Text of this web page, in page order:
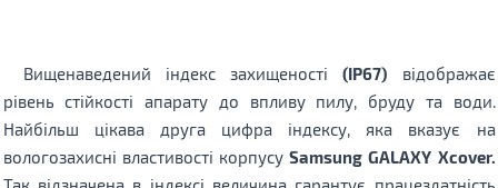
Вищенаведений індекс захищеності(IP67) відображає
рівень стійкості апарату до впливу пилу, бруду та води.
Найбільш цікава друга цифра індексу, яка вказує на
вологозахисні властивості корпусуSamsung GALAXY Xcover.